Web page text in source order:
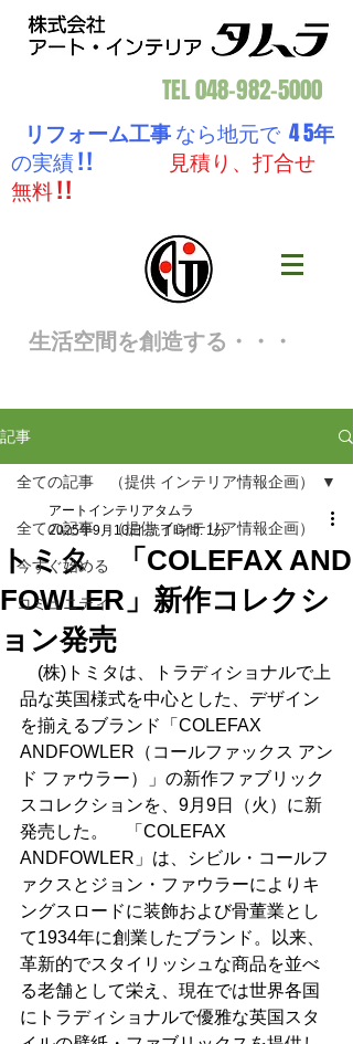
TEL048-982-5000
リフォーム工事なら地元で 4 5年
の実績 ! !
見積り、打合せ
無料 ! !
生活空間を創造する・・・
記事
全ての記事 （提供 インテリア情報企画）
今すぐ始める
コミュニティ
全ての記事 （提供 インテリア情報企画）
トミタ 「COLEFAX AND
FOWLER」新作コレクシ
ョン発売
アートインテリアタムラ
2025年9月10日 読了時間: 1分
(株)トミタは、トラディショナルで上
品な英国様式を中心とした、デザイン
を揃えるブランド「COLEFAX
ANDFOWLER（コールファックス アン
ド ファウラー）」の新作ファブリック
スコレクションを、9月9日（火）に新
発売した。　「COLEFAX
ANDFOWLER」は、シビル・コールフ
ァクスとジョン・ファウラーによりキ
ングスロードに装飾および骨董業とし
て1934年に創業したブランド。以来、
革新的でスタイリッシュな商品を並べ
る老舗として栄え、現在では世界各国
にトラディショナルで優雅な英国スタ